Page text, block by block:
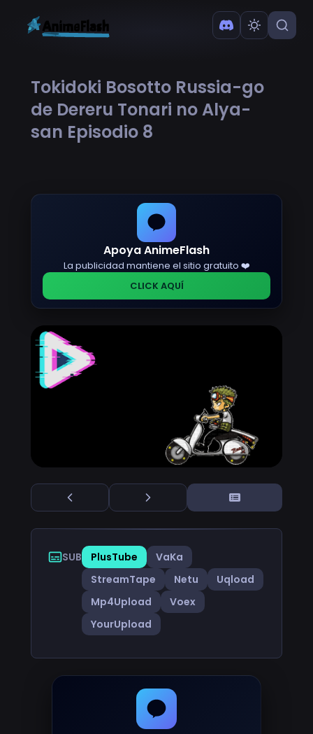
Tokidoki Bosotto Russia-go
de Dereru Tonari no Alya-
san Episodio 8
Apoya AnimeFlash
La publicidad mantiene el sitio gratuito ❤️
CLICK AQUÍ
SUB PlusTube
VaKa
StreamTape
Netu
Uqload
Mp4Upload
Voex
YourUpload